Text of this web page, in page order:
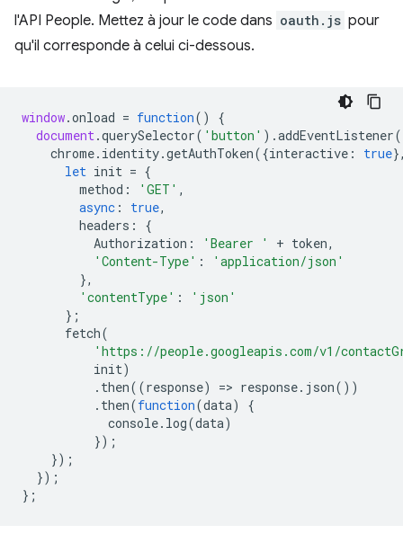
l'API People. Mettez à jour le code dans oauth.js pour
qu'il corresponde à celui ci-dessous.
window.onload = function()
{
document.querySelector( 'button' ).addEventListener(
chrome. identity.getAuthToken({interactive : true
let init = {
method : 'GET' ,
async : true,
headers :
{
Authorization : 'Bearer ' + token,
'Content-Type' :
'application/json'
},
'contentType' :
'json'
};
fetch(
'https://people.googleapis.com/v1/
init)
. then((response) => response. json())
. then(function(data)
{
console. log(data)
});
});
});
};